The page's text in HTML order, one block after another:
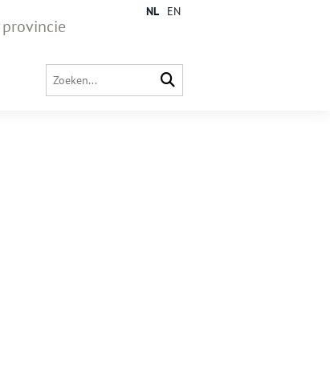
NL EN